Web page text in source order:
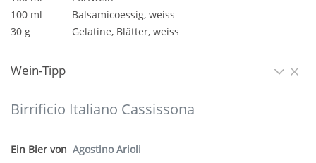
100 ml
Balsamicoessig, weiss
30 g
Gelatine, Blätter, weiss
Wein-Tipp
Birrificio Italiano Cassissona
Ein Bier von Agostino Arioli